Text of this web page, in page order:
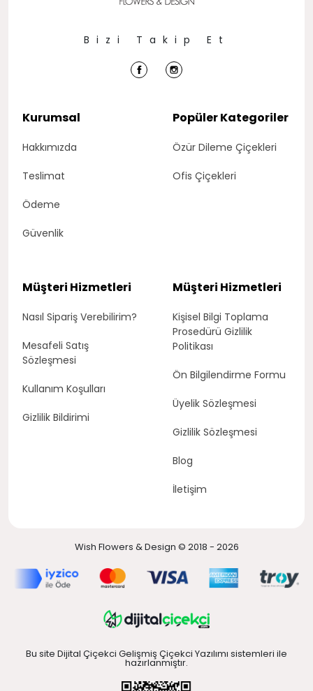
Kurumsal
Hakkımızda
Teslimat
Ödeme
Güvenlik
Popüler Kategoriler
Özür Dileme Çiçekleri
Ofis Çiçekleri
Bizi Takip Et
Müşteri Hizmetleri
Nasıl Sipariş Verebilirim?
Mesafeli Satış
Sözleşmesi
Kullanım Koşulları
Gizlilik Bildirimi
Müşteri Hizmetleri
Kişisel Bilgi Toplama
Prosedürü Gizlilik
Politikası
Ön Bilgilendirme Formu
Üyelik Sözleşmesi
Gizlilik Sözleşmesi
Blog
İletişim
Wish Flowers & Design © 2018 - 2026
Bu site Dijital Çiçekci Gelişmiş Çiçekci Yazılımı sistemleri ile
hazırlanmıştır.